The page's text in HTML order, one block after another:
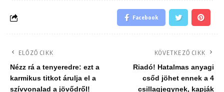
Facebook
ELŐZŐ CIKK
Nézz rá a tenyeredre: ezt a
karmikus titkot árulja el a
szívvonalad a jövődről!
KÖVETKEZŐ CIKK
Riadó! Hatalmas anyagi
csőd jöhet ennek a 4
csillagjegynek, kapják